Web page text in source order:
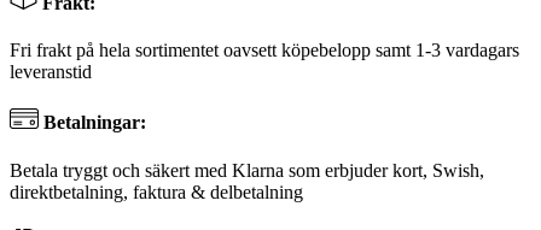
Fri frakt på hela sortimentet oavsett köpebelopp samt 1-3 vardagars
leveranstid
Betalningar:
Betala tryggt och säkert med Klarna som erbjuder kort, Swish,
direktbetalning, faktura & delbetalning